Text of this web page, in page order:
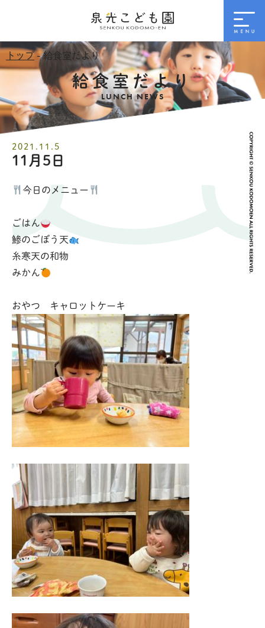
トップ- 給食室だより
給食室だより
LUNCH NEWS
2021.11.5
11月5日
今日のメニュー
ごはん
鯵のごぼう天
糸寒天の和物
みかん
おやつ キャロットケーキ